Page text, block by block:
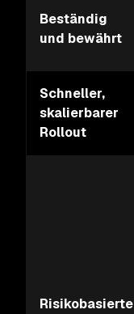
Beständig
und bewährt
Schneller,
skalierbarer
Rollout
Risikobasierte